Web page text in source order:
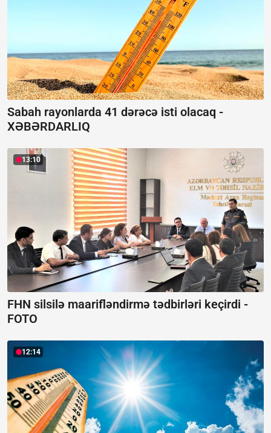
Sabah rayonlarda 41 dərəcə isti olacaq -
XƏBƏRDARLIQ
13:10
FHN silsilə maarifləndirmə tədbirləri keçirdi -
FOTO
12:14